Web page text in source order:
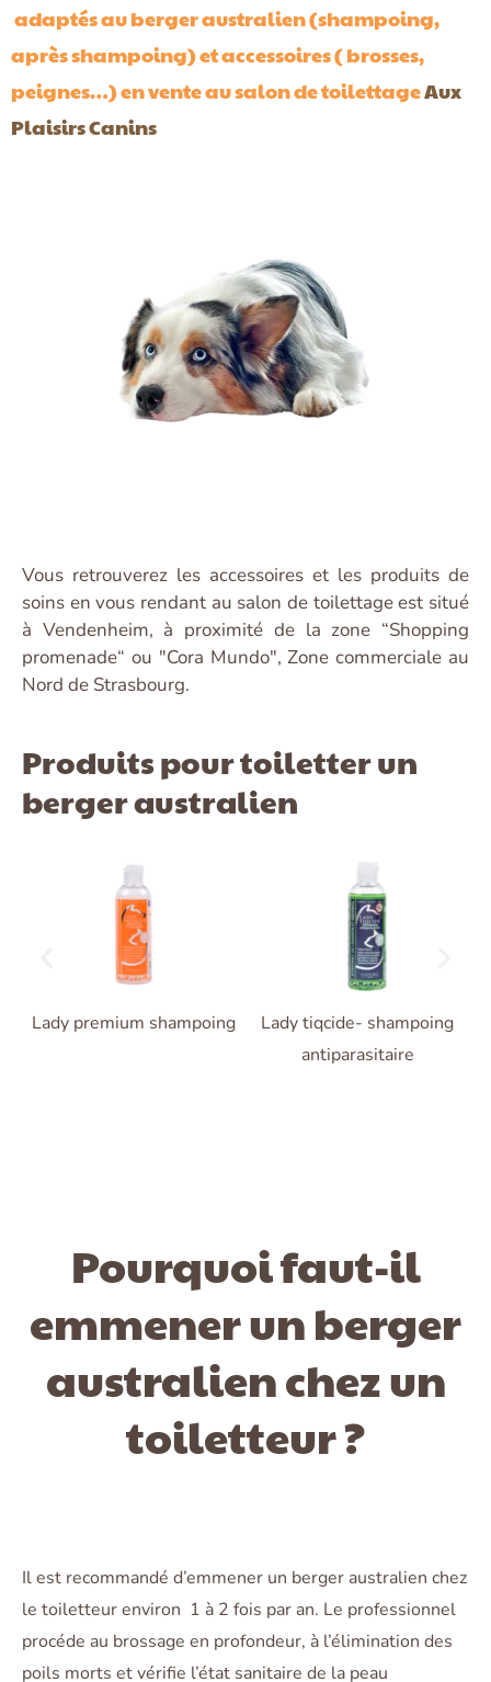
adaptés au berger australien (shampoing,
après shampoing) et accessoires ( brosses,
peignes…) en vente au salon de toilettageAux
Plaisirs Canins
Vous retrouverez les accessoires et les produits de
soins en vous rendant au salon de toilettage est situé
à Vendenheim, à proximité de la zone “Shopping
promenade“ ou "Cora Mundo", Zone commerciale au
Nord de Strasbourg.
Produits pour toiletter un
berger australien
Lady premium shampoing
Lady tiqcide- shampoing
antiparasitaire
Pourquoi faut-il
emmener un berger
australien chez un
toiletteur ?
Il est recommandé d’emmener un berger australien chez
le toiletteur environ 1 à 2 fois par an. Le professionnel
procéde au brossage en profondeur, à l’élimination des
poils morts et vérifie l’état sanitaire de la peau